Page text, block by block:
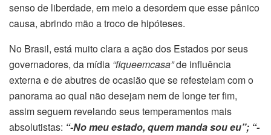
senso de liberdade, em meio a desordem que esse pânico
causa, abrindo mão a troco de hipóteses.
No Brasil, está muito clara a ação dos Estados por seus
governadores, da mídia “fiqueemcasa”de influência
externa e de abutres de ocasião que se refestelam com o
panorama ao qual não desejam nem de longe ter fim,
assim seguem revelando seus temperamentos mais
absolutistas: “­-No meu estado, quem manda sou eu”; “-